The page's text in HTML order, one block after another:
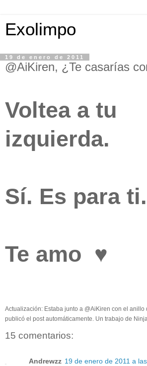
Exolimpo
19 de enero de 2011
@AiKiren, ¿Te casarías
Voltea a tu
izquierda.
Sí. Es para ti.
Te amo ♥
Actualización: Estaba junto a @AiKiren con el anillo
publicó el post automáticamente. Un trabajo de
15 comentarios:
Andrewzz 19 de enero de 2011 a